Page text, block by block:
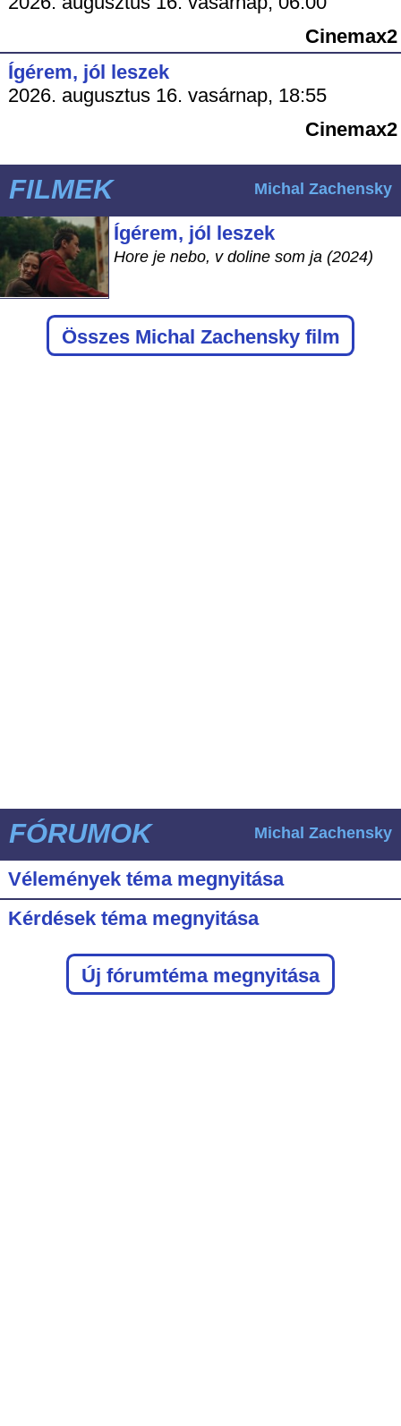
Cinemax2
Ígérem, jól leszek
2026. augusztus 16. vasárnap, 18:55
Cinemax2
FILMEK Michal Zachensky
Ígérem, jól leszek
Hore je nebo, v doline som ja (2024)
Összes Michal Zachensky film
FÓRUMOK Michal Zachensky
Vélemények téma megnyitása
Kérdések téma megnyitása
Új fórumtéma megnyitása